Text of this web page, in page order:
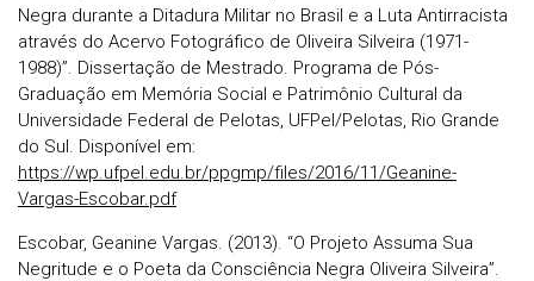
Negra durante a Ditadura Militar no Brasil e a Luta Antirracista
através do Acervo Fotográfico de Oliveira Silveira (1971-
1988)”. Dissertação de Mestrado. Programa de Pós-
Graduação em Memória Social e Patrimônio Cultural da
Universidade Federal de Pelotas, UFPel/Pelotas, Rio Grande
do Sul. Disponível em:
https://wp.ufpel.edu.br/ppgmp/files/2016/11/Geanine-
Vargas-Escobar.pdf
Escobar, Geanine Vargas. (2013). “O Projeto Assuma Sua
Negritude e o Poeta da Consciência Negra Oliveira Silveira”.